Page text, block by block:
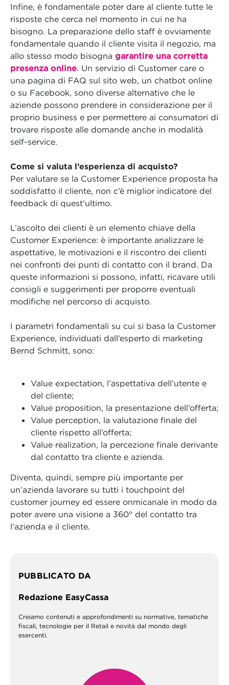
Infine, è fondamentale poter dare al cliente tutte le
risposte che cerca nel momento in cui ne ha
bisogno. La preparazione dello staff è ovviamente
fondamentale quando il cliente visita il negozio, ma
allo stesso modo bisogna garantire una corretta
presenza online. Un servizio di Customer care o
una pagina di FAQ sul sito web, un chatbot online
o su Facebook, sono diverse alternative che le
aziende possono prendere in considerazione per il
proprio business e per permettere ai consumatori di
trovare risposte alle domande anche in modalità
self-service.
Come si valuta l’esperienza di acquisto?
Per valutare se la Customer Experience proposta ha
soddisfatto il cliente, non c’è miglior indicatore del
feedback di quest’ultimo.
L’ascolto dei clienti è un elemento chiave della
Customer Experience: è importante analizzare le
aspettative, le motivazioni e il riscontro dei clienti
nei confronti dei punti di contatto con il brand. Da
queste informazioni si possono, infatti, ricavare utili
consigli e suggerimenti per proporre eventuali
modifiche nel percorso di acquisto.
I parametri fondamentali su cui si basa la Customer
Experience, individuati dall’esperto di marketing
Bernd Schmitt, sono:
Value expectation, l’aspettativa dell’utente e
del cliente;
Value proposition, la presentazione dell’offerta;
Value perception, la valutazione finale del
cliente rispetto all’offerta;
Value realization, la percezione finale derivante
dal contatto tra cliente e azienda.
Diventa, quindi, sempre più importante per
un’azienda lavorare su tutti i touchpoint del
customer journey ed essere onmicanale in modo da
poter avere una visione a 360° del contatto tra
l’azienda e il cliente.
PUBBLICATO DA
Redazione EasyCassa
Creiamo contenuti e approfondimenti su normative, tematiche
fiscali, tecnologie per il Retail e novità dal mondo degli
esercenti.